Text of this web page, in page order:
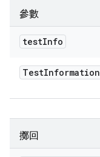
參數
testInfo
TestInformation
擲回